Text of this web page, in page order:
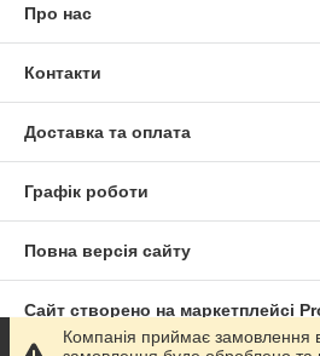
Про нас
Контакти
Доставка та оплата
Графік роботи
Повна версія сайту
Сайт створено на маркетплейсі
Компанія приймає замовлення